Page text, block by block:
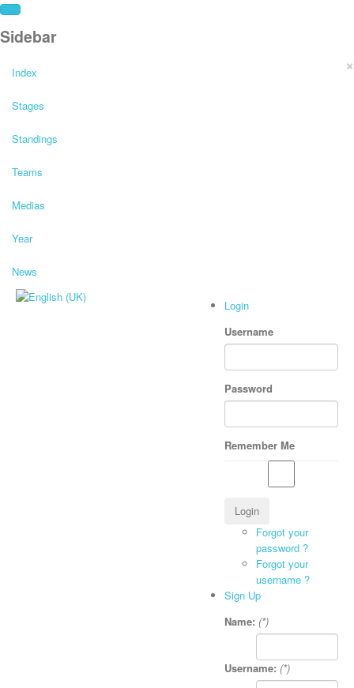
Sidebar
×
Index
Stages
Standings
Teams
Medias
Year
News
Login
Username
Password
Remember Me
Forgot your
password ?
Forgot your
username ?
Sign Up
Name: (*)
Username: (*)